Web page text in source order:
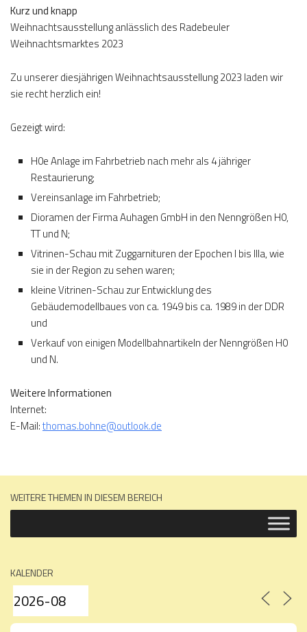
Kurz und knapp
Weihnachtsausstellung anlässlich des Radebeuler
Weihnachtsmarktes 2023
Zu unserer diesjährigen Weihnachtsausstellung 2023 laden wir
sie recht herzlich ein!
Gezeigt wird:
H0e Anlage im Fahrbetrieb nach mehr als 4 jähriger
Restaurierung;
Vereinsanlage im Fahrbetrieb;
Dioramen der Firma Auhagen GmbH in den Nenngrößen H0,
TT und N;
Vitrinen-Schau mit Zuggarnituren der Epochen I bis IIIa, wie
sie in der Region zu sehen waren;
kleine Vitrinen-Schau zur Entwicklung des
Gebäudemodellbaues von ca. 1949 bis ca. 1989 in der DDR
und
Verkauf von einigen Modellbahnartikeln der Nenngrößen H0
und N.
Weitere Informationen
Internet:
E-Mail:thomas.bohne@outlook.de
WEITERE THEMEN IN DIESEM BEREICH
KALENDER